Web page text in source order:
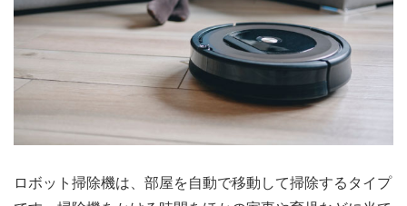
ロボット掃除機は、部屋を自動で移動して掃除するタイプ